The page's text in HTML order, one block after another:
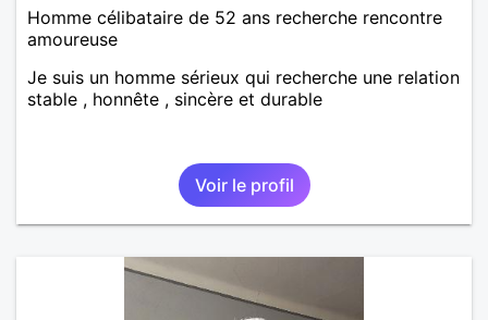
Homme célibataire de 52 ans recherche rencontre
amoureuse
Je suis un homme sérieux qui recherche une relation
stable , honnête , sincère et durable
Voir le profil